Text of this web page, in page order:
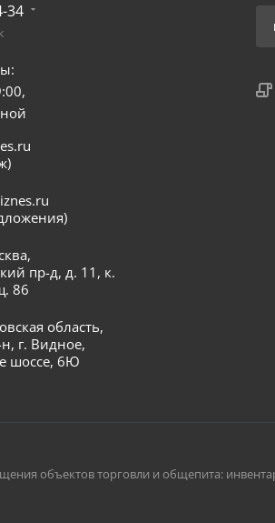
34
пр-д, д. 11, к.
86
область,
г. Видное,
шоссе, 6Ю
объектов торговли и общепита: